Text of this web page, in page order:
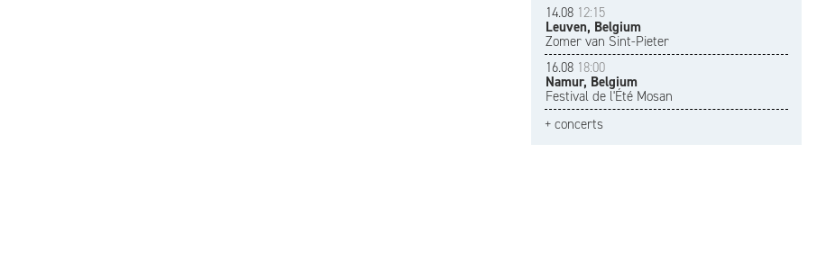
14.08 12:15
Leuven, Belgium
Zomer van Sint-Pieter
16.08 18:00
Namur, Belgium
Festival de l'Été Mosan
+ concerts